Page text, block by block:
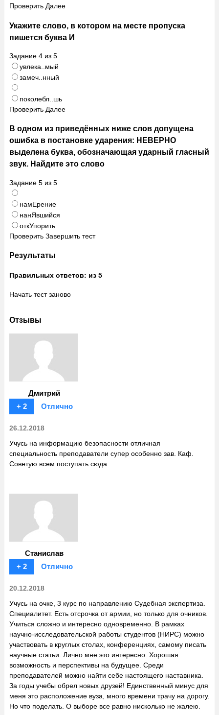
Проверить Далее
Укажите слово, в котором на месте пропуска
пишется буква И
Задание 4из 5
увлека..мый
замеч..нный
поколебл..шь
Проверить Далее
В одном из приведённых ниже слов допущена
ошибка в постановке ударения: НЕВЕРНО
выделена буква, обозначающая ударный гласный
звук. Найдите это слово
Задание 5из 5
намЕрение
нанЯвшийся
откУпорить
Проверить Завершить тест
Результаты
Правильных ответов: из 5
Начать тест заново
Отзывы
Дмитрий
+ 2
Отлично
26.12.2018
Учусь на информацию безопасности отличная
специальность преподаватели супер особенно зав. Каф.
Советую всем поступать сюда
Станислав
+ 2
Отлично
20.12.2018
Учусь на очке, 3 курс по направлению Судебная экспертиза.
Специалитет. Есть отсрочка от армии, но только для очников.
Учиться сложно и интересно одновременно. В рамках
научно-исследовательской работы студентов (НИРС) можно
участвовать в круглых столах, конференциях, самому писать
научные статьи. Лично мне это интересно. Хорошая
возможность и перспективы на будущее. Среди
преподавателей можно найти себе настоящего наставника.
За годы учебы обрел новых друзей! Единственный минус для
меня это расположение вуза, много времени трачу на дорогу.
Но что поделать. О выборе все равно нисколько не жалею.